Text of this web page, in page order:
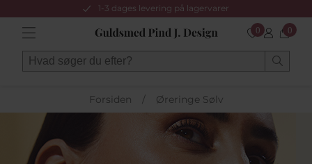
1-3 dages levering på lagervarer
0 0
Forsiden / Øreringe Sølv